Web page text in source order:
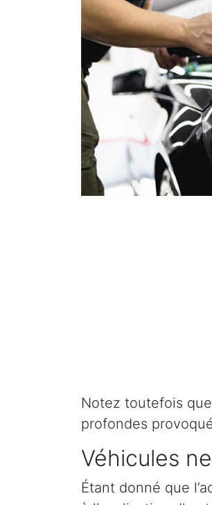
Notez toutefois
profondes
Véhicules
Étant donné que